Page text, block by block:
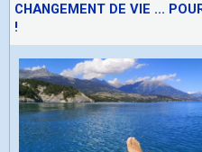
CHANGEMENT DE VIE ...
!